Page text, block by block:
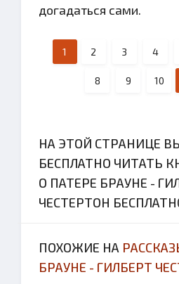
догадаться сами.
1 2 3 4
8 9 10
НА ЭТОЙ СТРАНИЦЕ
БЕСПЛАТНО ЧИТАТЬ
О ПАТЕРЕ БРАУНЕ -
ЧЕСТЕРТОН
ПОХОЖИЕ НА
БРАУНЕ - ГИЛБЕРТ